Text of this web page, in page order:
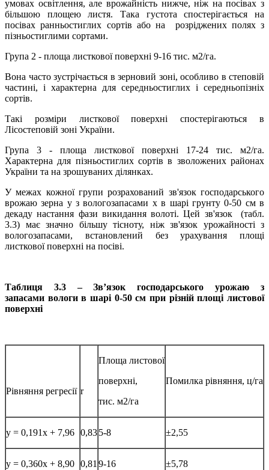
умовах освітлення, але врожайність нижче, ніж на посівах з
більшою площею листя. Така густота спостерігається на
посівах ранньостиглих сортів або на розріджених полях з
пізньостиглими сортами.
Група 2 - площа листкової поверхні 9-16 тис. м2/га.
Вона часто зустрічається в зерновий зоні, особливо в степовій
частині, і характерна для середньостиглих і середньопізніх
сортів.
Такі розміри листкової поверхні спостерігаються в
Лісостеповій зоні України.
Група 3 - площа листкової поверхні 17-24 тис. м2/га.
Характерна для пізньостиглих сортів в зволожених районах
України та на зрошуваних ділянках.
У межах кожної групи розрахований зв'язок господарського
врожаю зерна у з вологозапасами х в шарі грунту 0-50 см в
декаду настання фази викидання волоті. Цей зв'язок (табл.
3.3) має значно більшу тісноту, ніж зв'язок урожайності з
вологозапасами, встановлений ​​без урахування площі
листкової поверхні на посіві.
Таблиця 3.3 – Зв’язок господарського урожаю з
запасами вологи в шарі 0-50 см при різній площі листової
поверхні
Рівняння регресії r
Площа листової
поверхні,
тис. м2/га
Помилка рівняння, ц/га
y = 0,191x + 7,96 0,835-8 ±2,55
y = 0,360x + 8,90 0,81 9-16 ±5,78